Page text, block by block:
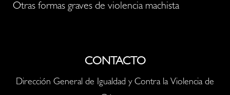
Otras formas graves de violencia machista
CONTACTO
Dirección General de Igualdad y Contra la Violencia de